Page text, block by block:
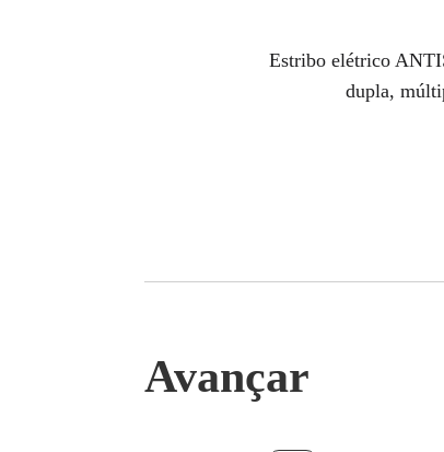
Estribo elétrico
dupla,
Avançar